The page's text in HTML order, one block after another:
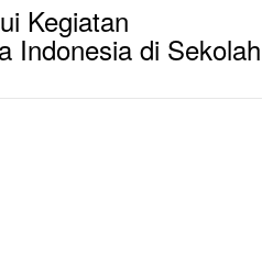
Kegiatan
Indonesia di Sekolah